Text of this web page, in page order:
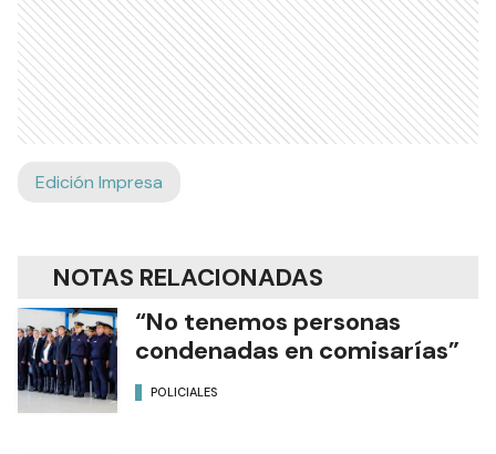
Edición Impresa
NOTAS RELACIONADAS
“No tenemos personas
condenadas en comisarías”
POLICIALES